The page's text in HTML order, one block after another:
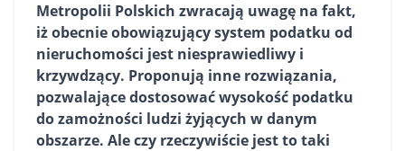
Metropolii Polskich zwracają uwagę na fakt,
iż obecnie obowiązujący system podatku od
nieruchomości jest niesprawiedliwy i
krzywdzący. Proponują inne rozwiązania,
pozwalające dostosować wysokość podatku
do zamożności ludzi żyjących w danym
obszarze. Ale czy rzeczywiście jest to taki